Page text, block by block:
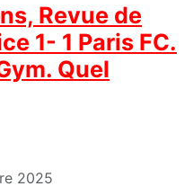
Revue de
1- 1 Paris FC.
Quel
2025